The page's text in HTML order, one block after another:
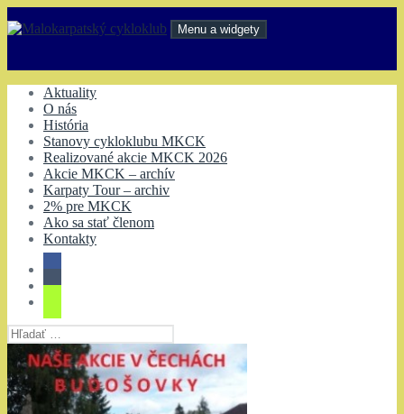
na
Menu a widgety
Aktuality
O nás
História
Stanovy cykloklubu MKCK
Realizované akcie MKCK 2026
Akcie MKCK – archív
Karpaty Tour – archiv
2% pre MKCK
Ako sa stať členom
Kontakty
Hľadať: